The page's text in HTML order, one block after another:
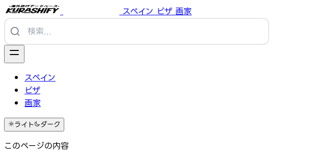
スペイン ビザ 画家
スペイン
ビザ
画家
ライト ダーク
このページの内容